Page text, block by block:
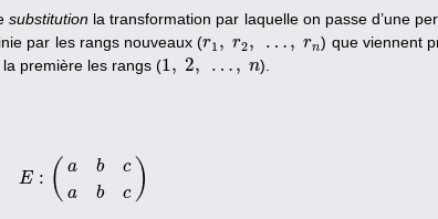
substitution la transformation par laquelle on passe d’une
par les rangs nouveaux (r1 , r2, … , rn
r1 , 2, … , r n
) que viennent
première les rangs (1, 2, … , n
1, 2, … , n
).
E : ( a
a
b
b
c
c )
E: